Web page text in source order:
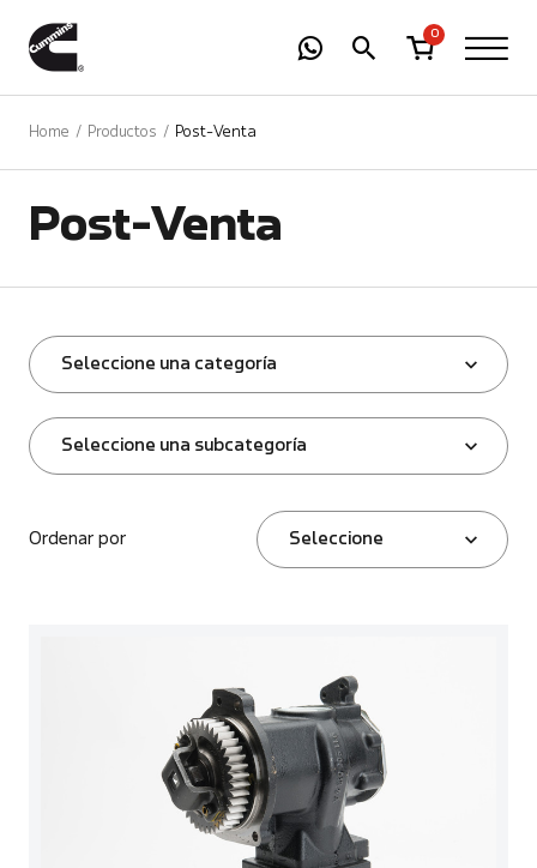
0
Home Productos Post-Venta
Post-Venta
Seleccione una categoría
Seleccione una subcategoría
Ordenar por Seleccione